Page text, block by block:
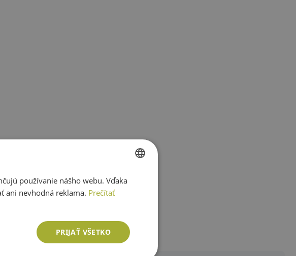
SLOVAK
ENGLISH
používanie nášho webu. Vďaka
ani nevhodná reklama. Prečítať
PRIJAŤ VŠETKO